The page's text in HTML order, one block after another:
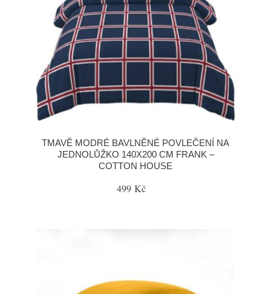
TMAVĚ MODRÉ BAVLNĚNÉ POVLEČENÍ NA
JEDNOLŮŽKO 140X200 CM FRANK –
COTTON HOUSE
499 Kč